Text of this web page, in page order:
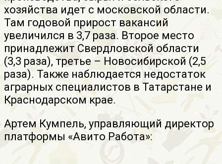
хозяйства идет с московской области.
Там годовой прирост вакансий
увеличился в 3,7 раза. Второе место
принадлежит Свердловской области
(3,3 раза), третье – Новосибирской (2,5
раза). Также наблюдается недостаток
аграрных специалистов в Татарстане и
Краснодарском крае.
Артем Кумпель, управляющий директор
платформы «Авито Работа»: